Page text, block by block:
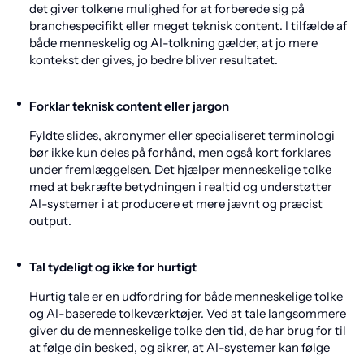
det giver tolkene mulighed for at forberede sig på
branchespecifikt eller meget teknisk content. I tilfælde af
både menneskelig og AI-tolkning gælder, at jo mere
kontekst der gives, jo bedre bliver resultatet.
Forklar teknisk content eller jargon
Fyldte slides, akronymer eller specialiseret terminologi
bør ikke kun deles på forhånd, men også kort forklares
under fremlæggelsen. Det hjælper menneskelige tolke
med at bekræfte betydningen i realtid og understøtter
AI-systemer i at producere et mere jævnt og præcist
output.
Tal tydeligt og ikke for hurtigt
Hurtig tale er en udfordring for både menneskelige tolke
og AI-baserede tolkeværktøjer. Ved at tale langsommere
giver du de menneskelige tolke den tid, de har brug for til
at følge din besked, og sikrer, at AI-systemer kan følge